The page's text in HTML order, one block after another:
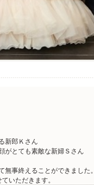
新郎Ｋさん
がとても素敵な新婦Ｓさん
事終えることができました。
いただきます。